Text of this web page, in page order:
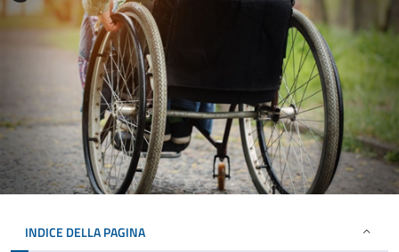
INDICE DELLA PAGINA